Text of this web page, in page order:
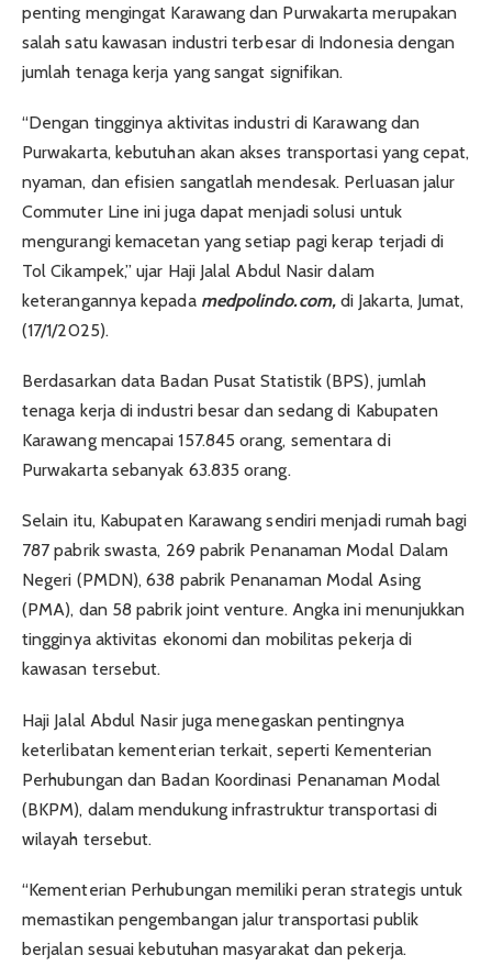
penting mengingat Karawang dan Purwakarta merupakan
salah satu kawasan industri terbesar di Indonesia dengan
jumlah tenaga kerja yang sangat signifikan.
“Dengan tingginya aktivitas industri di Karawang dan
Purwakarta, kebutuhan akan akses transportasi yang cepat,
nyaman, dan efisien sangatlah mendesak. Perluasan jalur
Commuter Line ini juga dapat menjadi solusi untuk
mengurangi kemacetan yang setiap pagi kerap terjadi di
Tol Cikampek,” ujar Haji Jalal Abdul Nasir dalam
keterangannya kepada medpolindo.com, di Jakarta, Jumat,
(17/1/2025).
Berdasarkan data Badan Pusat Statistik (BPS), jumlah
tenaga kerja di industri besar dan sedang di Kabupaten
Karawang mencapai 157.845 orang, sementara di
Purwakarta sebanyak 63.835 orang.
Selain itu, Kabupaten Karawang sendiri menjadi rumah bagi
787 pabrik swasta, 269 pabrik Penanaman Modal Dalam
Negeri (PMDN), 638 pabrik Penanaman Modal Asing
(PMA), dan 58 pabrik joint venture. Angka ini menunjukkan
tingginya aktivitas ekonomi dan mobilitas pekerja di
kawasan tersebut.
Haji Jalal Abdul Nasir juga menegaskan pentingnya
keterlibatan kementerian terkait, seperti Kementerian
Perhubungan dan Badan Koordinasi Penanaman Modal
(BKPM), dalam mendukung infrastruktur transportasi di
wilayah tersebut.
“Kementerian Perhubungan memiliki peran strategis untuk
memastikan pengembangan jalur transportasi publik
berjalan sesuai kebutuhan masyarakat dan pekerja.